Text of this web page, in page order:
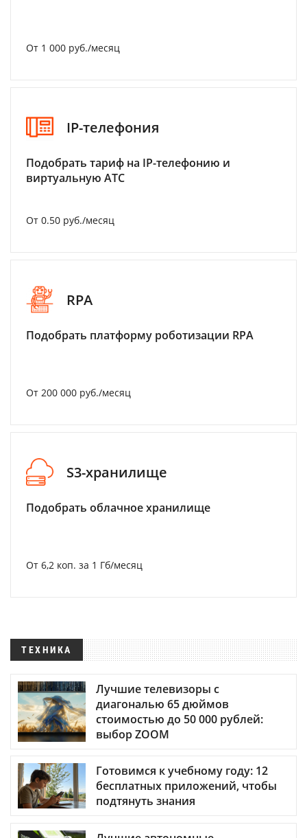
От 1 000 руб./месяц
IP-телефония
Подобрать тариф на IP-телефонию и
виртуальную АТС
От 0.50 руб./месяц
RPA
Подобрать платформу роботизации RPA
От 200 000 руб./месяц
S3-хранилище
Подобрать облачное хранилище
От 6,2 коп. за 1 Гб/месяц
ТЕХНИКА
Лучшие телевизоры с
диагональю 65 дюймов
стоимостью до 50 000 рублей:
выбор ZOOM
Готовимся к учебному году: 12
бесплатных приложений, чтобы
подтянуть знания